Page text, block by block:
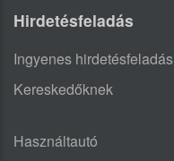
Hirdetésfeladás
Ingyenes hirdetésfeladás
Kereskedőknek
Használtautó